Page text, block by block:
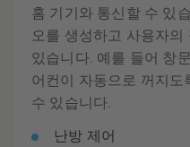
홈 기기와 통신할 수 있
오를 생성하고 사용자의
있습니다. 예를 들어 창
어컨이 자동으로 꺼지
수 있습니다.
난방 제어